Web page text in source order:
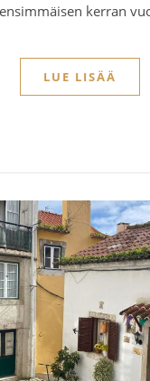
kerran
LUE LISÄÄ